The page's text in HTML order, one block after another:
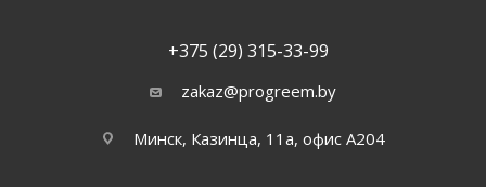
+375 (29) 315-33-99
zakaz@progreem.by
Минск, Казинца, 11а, офис А204